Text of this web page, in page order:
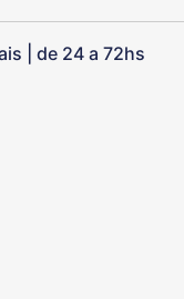
| de 24 a 72hs